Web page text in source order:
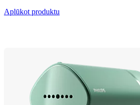
Aplūkot produktu